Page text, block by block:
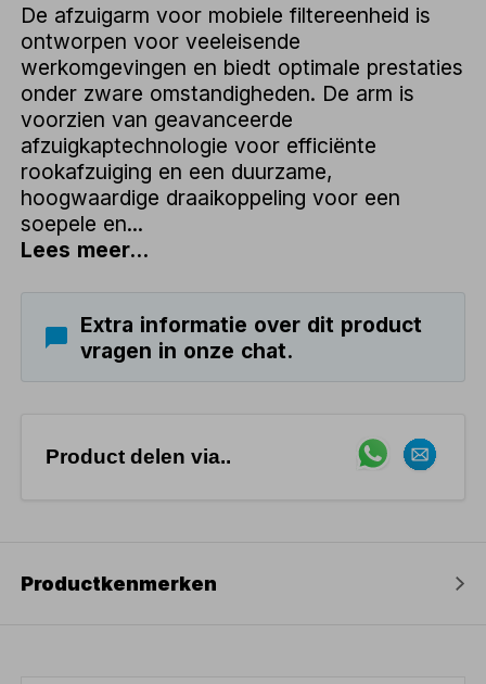
De afzuigarm voor mobiele filtereenheid is
ontworpen voor veeleisende
werkomgevingen en biedt optimale prestaties
onder zware omstandigheden. De arm is
voorzien van geavanceerde
afzuigkaptechnologie voor efficiënte
rookafzuiging en een duurzame,
hoogwaardige draaikoppeling voor een
soepele en...
Lees meer...
Extra informatie over dit product
vragen in onze chat.
Product delen via..
Productkenmerken